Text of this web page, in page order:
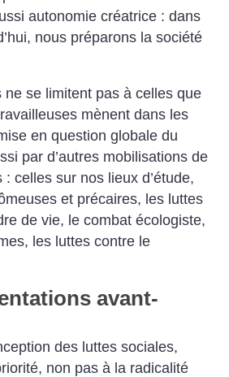
autonomie ­créatrice : dans
nous préparons la société
ne se limitent pas à celles que
mènent dans les
en question globale du
par d’autres mobilisations de
celles sur nos lieux d’étude,
et précaires, les luttes
de vie, le combat écologiste,
les luttes contre le
avant-
des luttes sociales,
non pas à la radicalité